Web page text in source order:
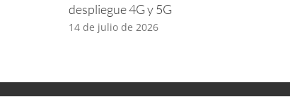
despliegue 4G y 5G
14 de julio de 2026